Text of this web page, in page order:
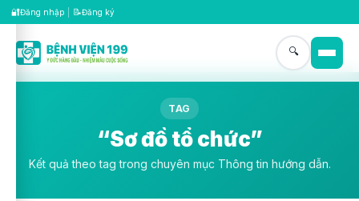
🔐Đăng nhập 📝Đăng ký
🔍
TAG
“Sơ đồ tổ chức”
Kết quả theo tag trong chuyên mục Thông tin hướng dẫn.